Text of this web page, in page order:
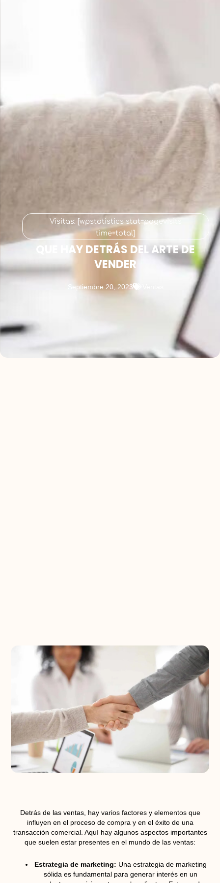
Visitas: [wpstatistics stat=pagevisits
time=total]
QUE HAY DETRÁS DEL ARTE DE
VENDER
Septiembre 20, 2023
Detrás de las ventas, hay varios factores y elementos que
influyen en el proceso de compra y en el éxito de una
transacción comercial. Aquí hay algunos aspectos importantes
que suelen estar presentes en el mundo de las ventas:
Estrategia de marketing: Una estrategia de marketing
sólida es fundamental para generar interés en un